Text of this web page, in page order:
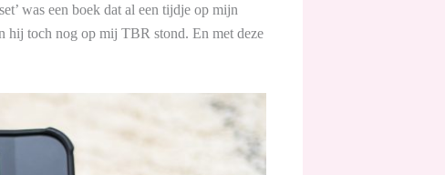
was een boek dat al een tijdje op mijn
hij toch nog op mij TBR stond. En met deze